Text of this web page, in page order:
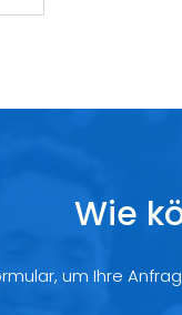
Wie
um Ihre